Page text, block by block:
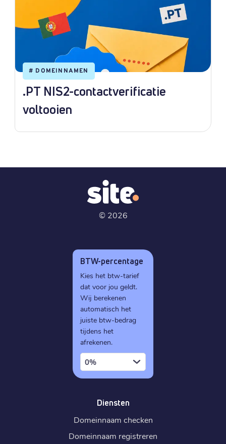
# DOMEINNAMEN
.PT NIS2-contactverificatie
voltooien
© 2026
BTW-percentage
Kies het btw-tarief
dat voor jou geldt.
Wij berekenen
automatisch het
juiste btw-bedrag
tijdens het
afrekenen.
0%
Diensten
Domeinnaam checken
Domeinnaam registreren